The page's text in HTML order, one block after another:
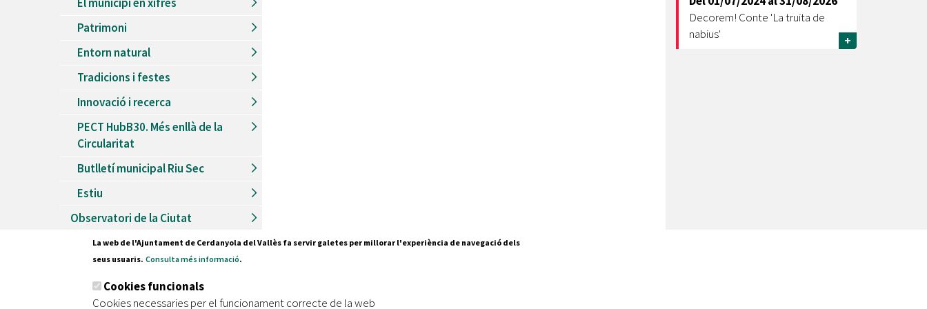
Patrimoni
Entorn natural
Tradicions i festes
Innovació i recerca
PECT HubB30. Més enllà de la
Circularitat
Butlletí municipal Riu Sec
Estiu
Observatori de la Ciutat
Decorem! Conte 'La truita de
nabius'
+
La web de l'Ajuntament de Cerdanyola del Vallès fa servir galetes per millorar l'experiència de navegació dels
seus usuaris. Consulta més informació.
Cookies funcionals
Cookies necessaries per el funcionament correcte de la web